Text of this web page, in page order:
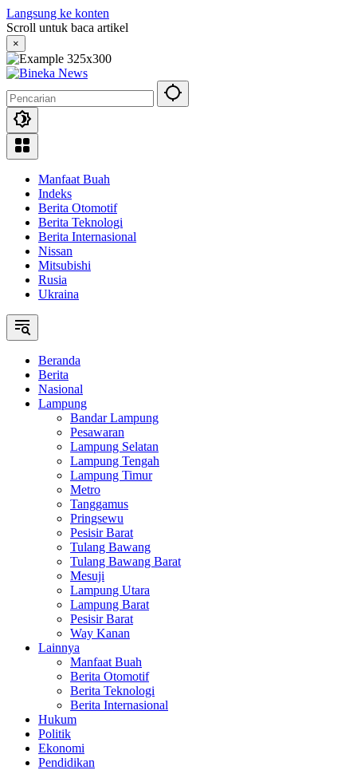
Langsung ke konten
Scroll untuk baca artikel
×
Manfaat Buah
Indeks
Berita Otomotif
Berita Teknologi
Berita Internasional
Nissan
Mitsubishi
Rusia
Ukraina
Beranda
Berita
Nasional
Lampung
Bandar Lampung
Pesawaran
Lampung Selatan
Lampung Tengah
Lampung Timur
Metro
Tanggamus
Pringsewu
Pesisir Barat
Tulang Bawang
Tulang Bawang Barat
Mesuji
Lampung Utara
Lampung Barat
Pesisir Barat
Way Kanan
Lainnya
Manfaat Buah
Berita Otomotif
Berita Teknologi
Berita Internasional
Hukum
Politik
Ekonomi
Pendidikan